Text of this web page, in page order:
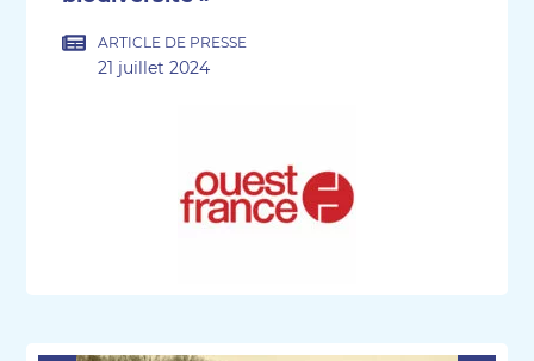
ARTICLE DE PRESSE
21 juillet 2024